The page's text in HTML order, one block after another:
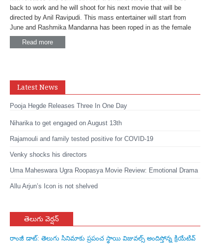
back to work and he will shoot for his next movie that will be
directed by Anil Ravipudi. This mass entertainer will start from
June and Rashmika Mandanna has been roped in as the female
Read more
Latest News
Pooja Hegde Releases Three In One Day
Niharika to get engaged on August 13th
Rajamouli and family tested positive for COVID-19
Venky shocks his directors
Uma Maheswara Ugra Roopasya Movie Review: Emotional Drama
Allu Arjun’s Icon is not shelved
తెలుగు వెర్షన్
రాంజీ డాట్: తెలుగు సినిమాకు ప్రపంచ స్థాయి విజువల్స్ అందిస్తోన్న క్రియేటివ్